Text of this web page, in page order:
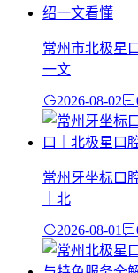
常州市北极星
一文
2026-08-02
常州牙坐标口
｜北
2026-08-01